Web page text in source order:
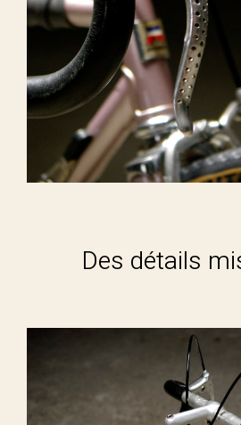
Des détails